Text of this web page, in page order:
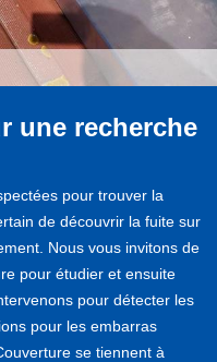
une recherche
pour trouver la
de découvrir la fuite sur
Nous vous invitons de
pour étudier et ensuite
pour détecter les
pour les embarras
se tiennent à